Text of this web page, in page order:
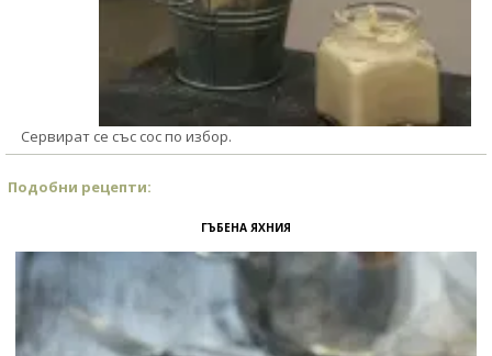
Сервират се със сос по избор.
Подобни рецепти:
ГЪБЕНА ЯХНИЯ